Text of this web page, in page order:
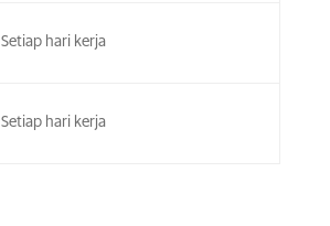
Setiap hari kerja
Setiap hari kerja